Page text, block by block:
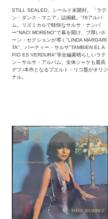
STILL SEALED。シールド未開封。「ラテ
ン・ダンス・マニア」誌掲載。'78アルバ
ム。リズミカルで軽快なサルサ・ナンバ
ー"NACI MORENO"で幕を開け、ブ厚いホ
ーン・セクションが導く"LINDA MARGARI
TA"、パーティー・サルサ"TAMBIEN EL A
PIO ES VERDURA"等全編素晴らしいラテ
ン～サルサ・アルバム。女体ジャケも最高
デフ♪本作となるプエルト・リコ盤がオリジ
ナル。